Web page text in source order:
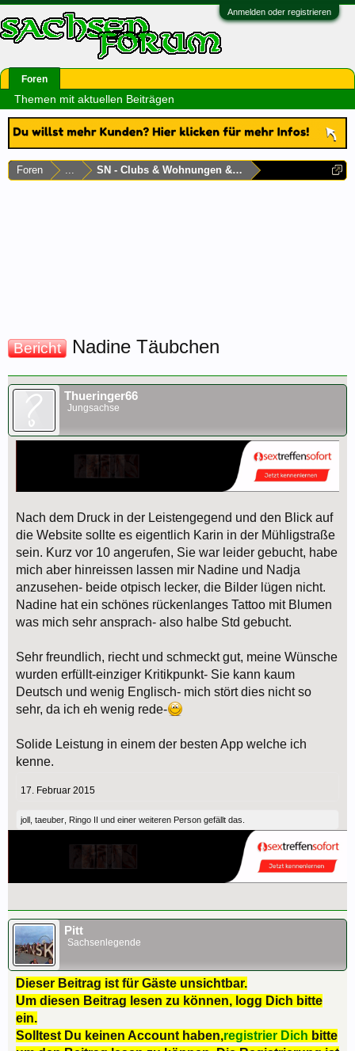
Anmelden oder registrieren
Foren ... SN - Clubs & Wohnungen & Laufhäuser
Bericht Nadine Täubchen
Thueringer66
Jungsachse
Nach dem Druck in der Leistengegend und den Blick auf
die Website sollte es eigentlich Karin in der Mühligstraße
sein. Kurz vor 10 angerufen, Sie war leider gebucht, habe
mich aber hinreissen lassen mir Nadine und Nadja
anzusehen- beide otpisch lecker, die Bilder lügen nicht.
Nadine hat ein schönes rückenlanges Tattoo mit Blumen
was mich sehr ansprach- also halbe Std gebucht.
Sehr freundlich, riecht und schmeckt gut, meine Wünsche
wurden erfüllt-einziger Kritikpunkt- Sie kann kaum
Deutsch und wenig Englisch- mich stört dies nicht so
sehr, da ich eh wenig rede-
Solide Leistung in einem der besten App welche ich
kenne.
17. Februar 2015
joll taeuber Ringo II und einer weiteren Person gefällt das.
Pitt
Sachsenlegende
Dieser Beitrag ist für Gäste unsichtbar.
Um diesen Beitrag lesen zu können, logg Dich bitte
ein.
Solltest Du keinen Account haben,registrier Dich bitte
Foren
Themen mit aktuellen Beiträgen